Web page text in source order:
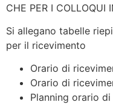
CHE PER I COLLOQUI
Si allegano tabelle
per il ricevimento
Orario di
Orario di
Planning orario